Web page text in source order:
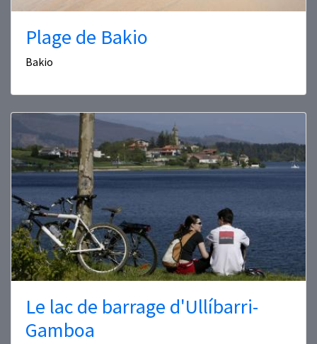
Plage de Bakio
Bakio
Le lac de barrage d'Ullíbarri-
Gamboa